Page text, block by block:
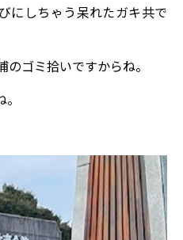
にしちゃう呆れたガキ共で
ゴミ拾いですからね。